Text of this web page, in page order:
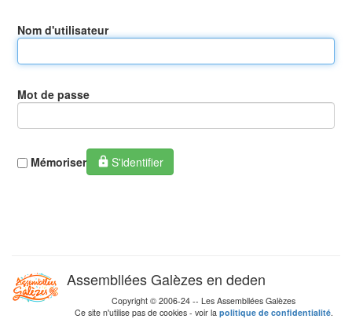
Nom d'utilisateur
Mot de passe
Mémoriser S'identifier
Assembllées Galèzes en deden
Copyright © 2006-24 -- Les Assembllées Galèzes
Ce site n'utilise pas de cookies - voir la politique de confidentialité.